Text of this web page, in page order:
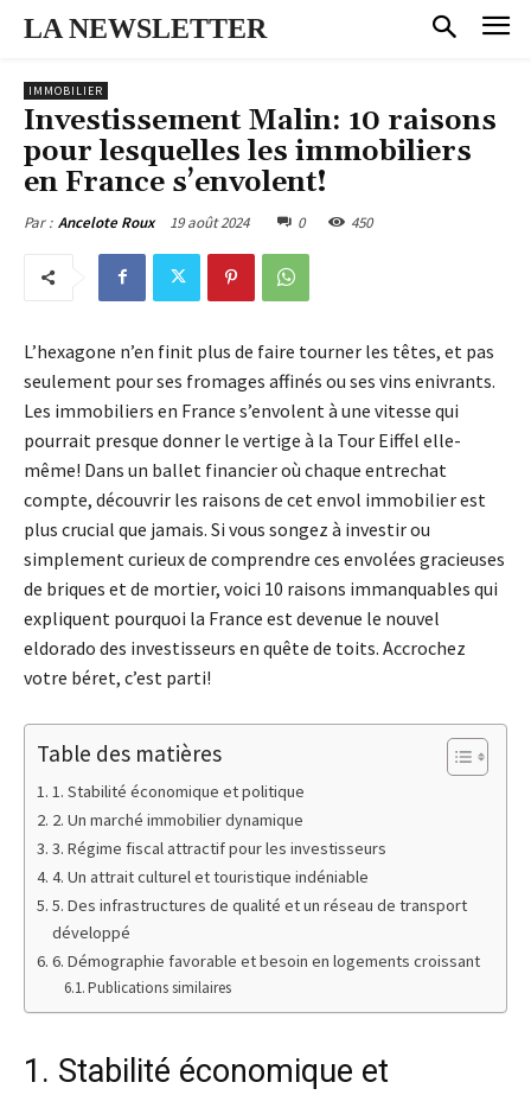
LA NEWSLETTER
IMMOBILIER
Investissement Malin: 10 raisons
pour lesquelles les immobiliers
en France s’envolent!
Par : Ancelote Roux 19 août 2024 0 450
L’hexagone n’en finit plus de faire tourner les têtes, et pas
seulement pour ses fromages affinés ou ses vins enivrants.
Les immobiliers en France s’envolent à une vitesse qui
pourrait presque donner le vertige à la Tour Eiffel elle-
même! Dans un ballet financier où chaque entrechat
compte, découvrir les raisons de cet envol immobilier est
plus crucial que jamais. Si vous songez à investir ou
simplement curieux de comprendre ces envolées gracieuses
de briques et de mortier, voici 10 raisons immanquables qui
expliquent pourquoi la France est devenue le nouvel
eldorado des investisseurs en quête de toits. Accrochez
votre béret, c’est parti!
Table des matières
1. Stabilité économique et politique
2. Un marché immobilier dynamique
3. Régime fiscal attractif pour les investisseurs
4. Un attrait culturel et touristique indéniable
5. Des infrastructures de qualité et un réseau de transport
développé
6. Démographie favorable et besoin en logements croissant
Publications similaires
1. Stabilité économique et